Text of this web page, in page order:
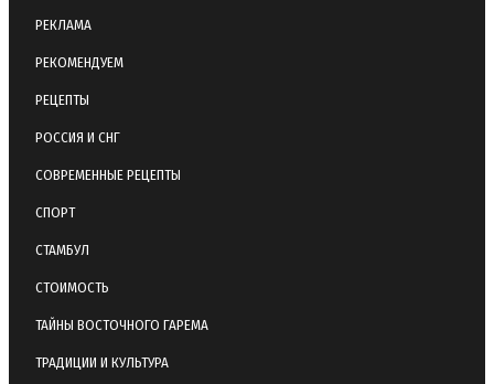
РЕКЛАМА
РЕКОМЕНДУЕМ
РЕЦЕПТЫ
РОССИЯ И СНГ
СОВРЕМЕННЫЕ РЕЦЕПТЫ
СПОРТ
СТАМБУЛ
СТОИМОСТЬ
ТАЙНЫ ВОСТОЧНОГО ГАРЕМА
ТРАДИЦИИ И КУЛЬТУРА